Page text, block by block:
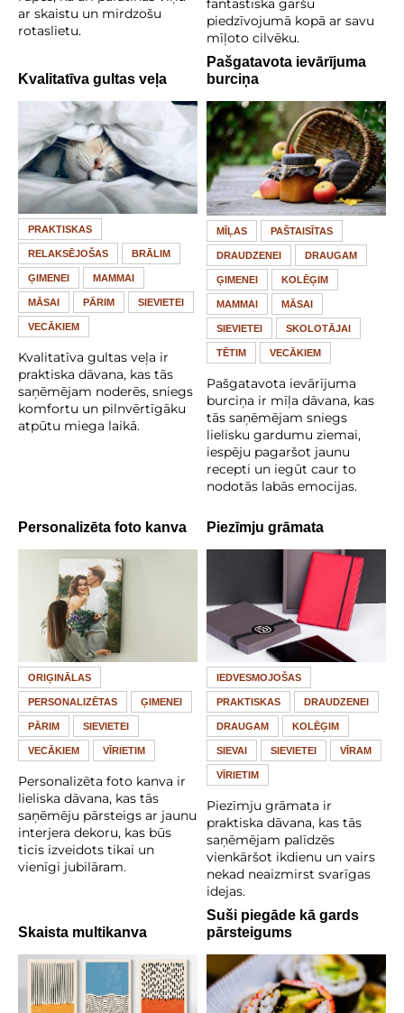
ar skaistu un mirdzošu
rotaslietu.
fantastiskā garšu
piedzīvojumā kopā ar savu
mīļoto cilvēku.
Kvalitatīva gultas veļa
PRAKTISKAS
RELAKSĒJOŠAS BRĀLIM
ĢIMENEI MAMMAI
MĀSAI PĀRIM SIEVIETEI
VECĀKIEM
Kvalitatīva gultas veļa ir
praktiska dāvana, kas tās
saņēmējam noderēs, sniegs
komfortu un pilnvērtīgāku
atpūtu miega laikā.
Pašgatavota ievārījuma
burciņa
MĪĻAS PAŠTAISĪTAS
DRAUDZENEI DRAUGAM
ĢIMENEI KOLĒĢIM
MAMMAI MĀSAI
SIEVIETEI SKOLOTĀJAI
TĒTIM VECĀKIEM
Pašgatavota ievārījuma
burciņa ir mīļa dāvana, kas
tās saņēmējam sniegs
lielisku gardumu ziemai,
iespēju pagaršot jaunu
recepti un iegūt caur to
nodotās labās emocijas.
Personalizēta foto kanva
ORIĢINĀLAS
PERSONALIZĒTAS ĢIMENEI
PĀRIM SIEVIETEI
VECĀKIEM VĪRIETIM
Personalizēta foto kanva ir
lieliska dāvana, kas tās
saņēmēju pārsteigs ar jaunu
interjera dekoru, kas būs
ticis izveidots tikai un
vienīgi jubilāram.
Piezīmju grāmata
IEDVESMOJOŠAS
PRAKTISKAS DRAUDZENEI
DRAUGAM KOLĒĢIM
SIEVAI SIEVIETEI VĪRAM
VĪRIETIM
Piezīmju grāmata ir
praktiska dāvana, kas tās
saņēmējam palīdzēs
vienkāršot ikdienu un vairs
nekad neaizmirst svarīgas
idejas.
Skaista multikanva
Suši piegāde kā gards
pārsteigums